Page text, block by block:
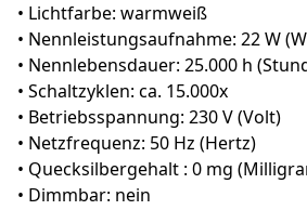
• Lichtfarbe: warmweiß
• Nennleistungsaufnahme: 22 W
• Nennlebensdauer: 25.000 h
• Schaltzyklen: ca. 15.000x
• Betriebsspannung: 230 V (Volt)
• Netzfrequenz: 50 Hz (Hertz)
• Quecksilbergehalt : 0 mg
• Dimmbar: nein